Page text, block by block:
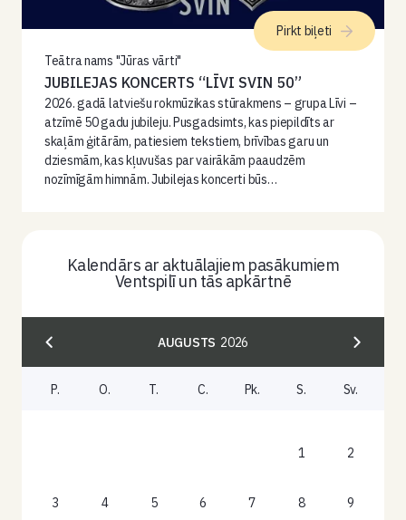
Teātra nams "Jūras vārti"
JUBILEJAS KONCERTS “LĪVI SVIN 50”
2026. gadā latviešu rokmūzikas stūrakmens – grupa Līvi –
atzīmē 50 gadu jubileju. Pusgadsimts, kas piepildīts ar
skaļām ģitārām, patiesiem tekstiem, brīvības garu un
dziesmām, kas kļuvušas par vairākām paaudzēm
nozīmīgām himnām. Jubilejas koncerti būs…
Pirkt biļeti
Kalendārs ar aktuālajiem pasākumiem
Ventspilī un tās apkārtnē
AUGUSTS 2026
P. O. T. C. Pk. S. Sv.
1 2
3 4 5 6 7 8 9